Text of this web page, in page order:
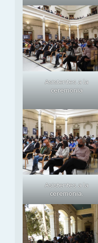
Asistentes a la
ceremonia
Asistentes a la
ceremonia.